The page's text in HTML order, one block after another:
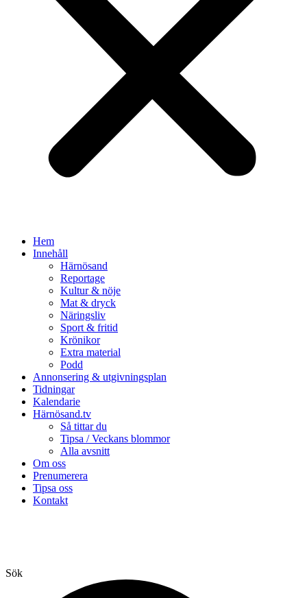
Hem
Innehåll
Härnösand
Reportage
Kultur & nöje
Mat & dryck
Näringsliv
Sport & fritid
Krönikor
Extra material
Podd
Annonsering & utgivningsplan
Tidningar
Kalendarie
Härnösand.tv
Så tittar du
Tipsa / Veckans blommor
Alla avsnitt
Om oss
Prenumerera
Tipsa oss
Kontakt
Sök